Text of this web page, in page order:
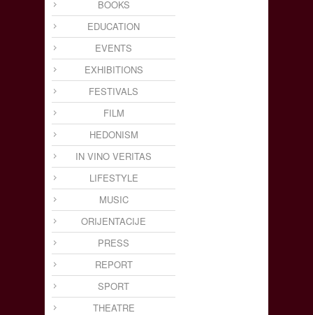
BOOKS
EDUCATION
EVENTS
EXHIBITIONS
FESTIVALS
FILM
HEDONISM
IN VINO VERITAS
LIFESTYLE
MUSIC
ORIJENTACIJE
PRESS
REPORT
SPORT
THEATRE